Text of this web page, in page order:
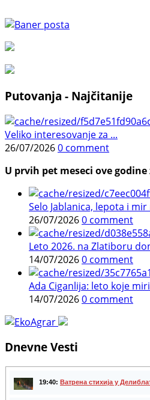
Putovanja - Najčitanije
Veliko interesovanje za ...
26/07/20260 comment
U prvih pet meseci ove
Selo Jablanica, lepota i mir
26/07/20260 comment
Leto 2026. na Zlatiboru
14/07/20260 comment
Ada Ciganlija: leto koje
14/07/20260 comment
Dnevne Vesti